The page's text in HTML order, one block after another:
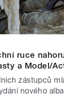
ruce
a Model/
zástupců
nového